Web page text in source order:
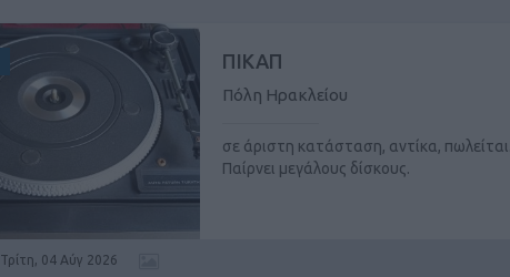
ΠΙΚΑΠ
Πόλη Ηρακλείου
σε άριστη κατάσταση, αντίκα,
Παίρνει μεγάλους δίσκους.
Τρίτη, 04 Αύγ 2026